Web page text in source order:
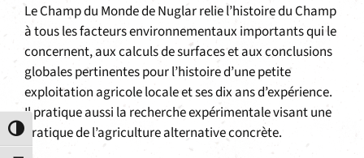
Passer en contraste élevé
Le Champ du Monde de Nuglar relie l’histoire du Champ
à tous les facteurs environnementaux importants qui le
concernent, aux calculs de surfaces et aux conclusions
globales pertinentes pour l’histoire d’une petite
exploitation agricole locale et ses dix ans d’expérience.
Il pratique aussi la recherche expérimentale visant une
pratique de l’agriculture alternative concrète.